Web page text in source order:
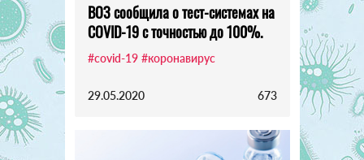
ВОЗ сообщила о тест-системах на
COVID-19 с точностью до 100%.
#covid-19 #коронавирус
29.05.2020 673